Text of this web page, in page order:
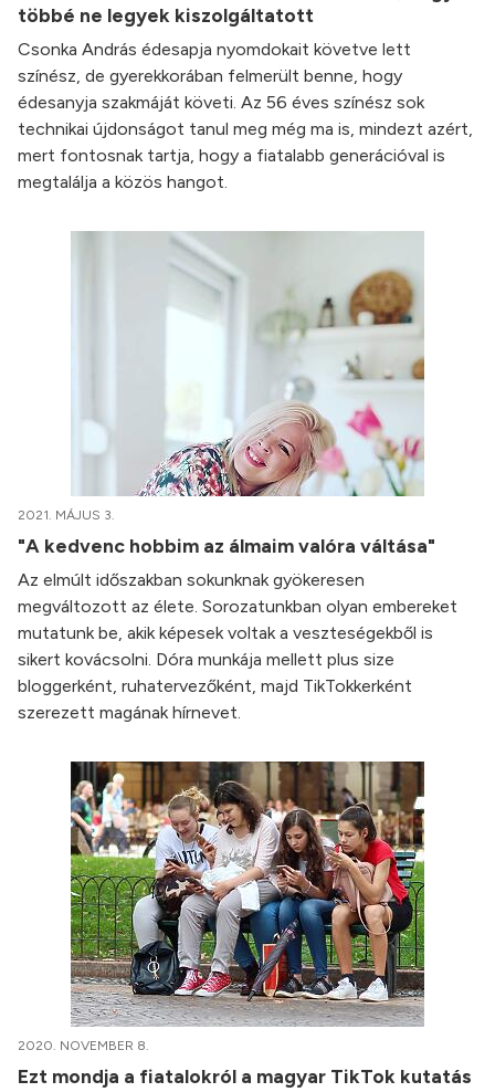
többé ne legyek kiszolgáltatott
Csonka András édesapja nyomdokait követve lett
színész, de gyerekkorában felmerült benne, hogy
édesanyja szakmáját követi. Az 56 éves színész sok
technikai újdonságot tanul meg még ma is, mindezt azért,
mert fontosnak tartja, hogy a fiatalabb generációval is
megtalálja a közös hangot.
2021. MÁJUS 3.
"A kedvenc hobbim az álmaim valóra váltása"
Az elmúlt időszakban sokunknak gyökeresen
megváltozott az élete. Sorozatunkban olyan embereket
mutatunk be, akik képesek voltak a veszteségekből is
sikert kovácsolni. Dóra munkája mellett plus size
bloggerként, ruhatervezőként, majd TikTokkerként
szerezett magának hírnevet.
2020. NOVEMBER 8.
Ezt mondja a fiatalokról a magyar TikTok kutatás